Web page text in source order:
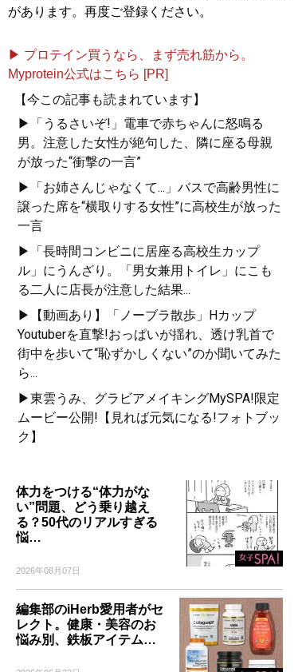
があります。再度ご登録ください。
▶ プロテイン買うなら、まず売れ筋から。
Myprotein公式はこちら [PR]
【今この記事も読まれています】
▶「うるさいぞ!」電車で赤ちゃんに怒鳴る
男。注意した女性が絶句した、隣に座る母親
が放った“衝撃の一言”
▶「お姉さんじゃなくて...」バスで高齢男性に
譲った席を“横取りする女性”に高校生が放った
一言
▶「長時間コンビニに居座る高校生カップ
ル」にうんざり。「男女兼用トイレ」にこも
る二人に店長が注意した結果...
▶【動画あり】「ノーブラ散歩」Hカップ
Youtuberを直撃!おっぱいが揺れ、透け乳首で
街中を歩いて“恥ずかしくない”のか聞いてみた
ら...
▶東雲うみ、グラビアメイキングMySPA!限定
ムービー公開!【見れば元気になる!フォトブッ
ク】
体力をつける“体力がな
い”問題、どう乗り越え
る？50代のリアルすぎる
悩…
2026年08月07日
編集部のiHerb愛用者がセ
レクト。健康・美容のお
悩み別、鉄板アイテム…